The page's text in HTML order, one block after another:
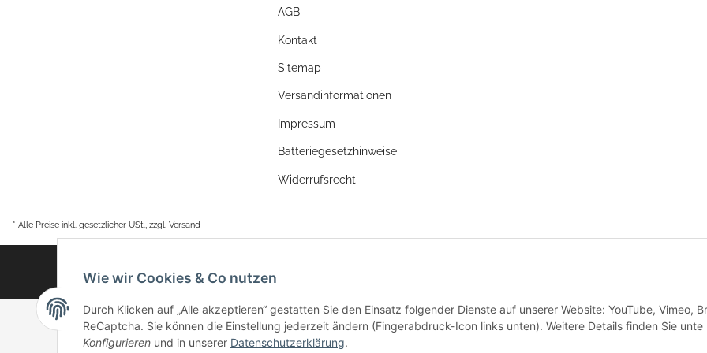
AGB
Kontakt
Sitemap
Versandinformationen
Impressum
Batteriegesetzhinweise
Widerrufsrecht
* Alle Preise inkl. gesetzlicher USt., zzgl. Versand
Wie wir Cookies & Co nutzen
Durch Klicken auf „Alle akzeptieren“ gestatten Sie den Einsatz folgender Dienste auf unserer Website: YouTube, Vimeo,
ReCaptcha. Sie können die Einstellung jederzeit ändern (Fingerabdruck-Icon links unten). Weitere Details finden Sie unte
Konfigurieren und in unserer Datenschutzerklärung.